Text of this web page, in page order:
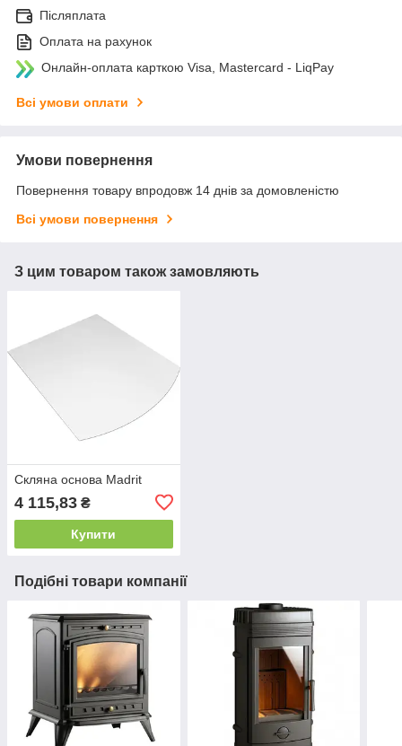
Післяплата
Оплата на рахунок
Онлайн-оплата карткою Visa, Mastercard - LiqPay
Всі умови оплати
Умови повернення
Повернення товару впродовж 14 днів за домовленістю
Всі умови повернення
З цим товаром також замовляють
Скляна основа Madrit
4 115,83 ₴
Купити
Подібні товари компанії